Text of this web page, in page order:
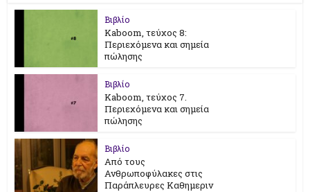
Βιβλίο
Kaboom, τεύχος 8:
Περιεχόμενα και σημεία
πώλησης
Βιβλίο
Kaboom, τεύχος 7.
Περιεχόμενα και σημεία
πώλησης
Βιβλίο
Από τους
Ανθρωποφύλακες στις
Παράπλευρες Καθημεριν